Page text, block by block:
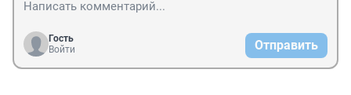
Гость
Войти
Отправить